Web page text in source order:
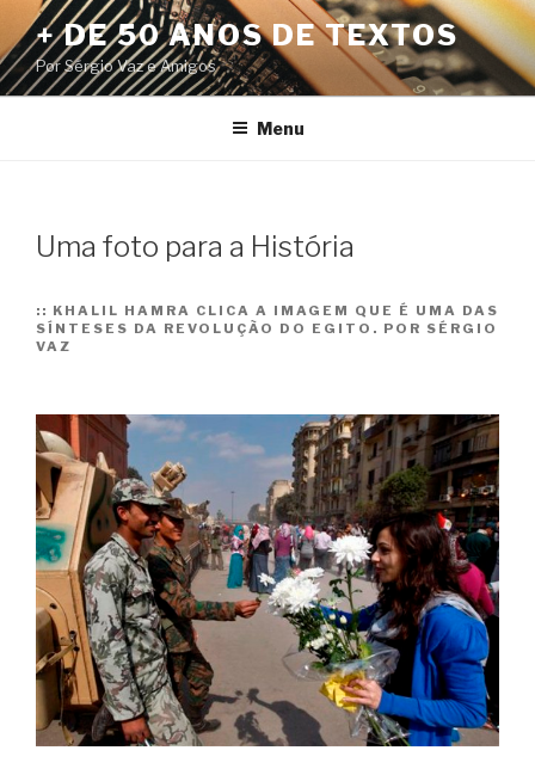
Pular
para
o
conteúdo
+ DE 50 ANOS DE TEXTOS
Por Sérgio Vaz e Amigos
Menu
Uma foto para a História
:: KHALIL HAMRA CLICA A IMAGEM QUE É UMA DAS
SÍNTESES DA REVOLUÇÃO DO EGITO. POR SÉRGIO
VAZ